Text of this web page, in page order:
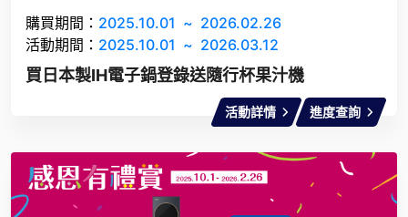
購買期間： 2025.10.01 ~ 2026.02.26
活動期間： 2025.10.01 ~ 2026.03.12
買日本製IH電子鍋登錄送隨行杯果汁機
活動詳情 進度查詢